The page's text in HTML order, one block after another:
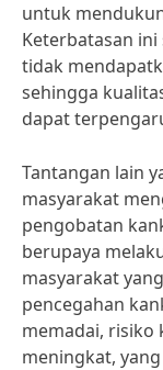
untuk
Keterbatasan
tidak
sehingga
dapat
Tantangan lain
masyarakat
pengobatan
berupaya
masyarakat
pencegahan
memadai, risiko
meningkat,